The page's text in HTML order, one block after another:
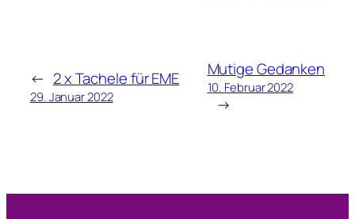
← 2 x Tachele für EME
29. Januar 2022
Mutige Gedanken
10. Februar 2022
→